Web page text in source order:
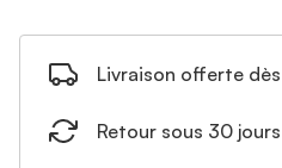
Livraison offerte
Retour sous 30 jours